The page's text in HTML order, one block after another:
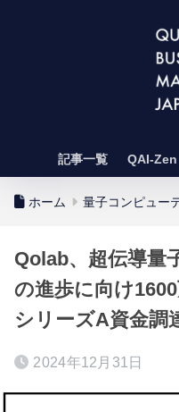
記事一覧 QAI-Zen
ホーム 量子コンピュー
Qolab、超伝導量
の進歩に向け
シリーズA資金調
2024年12月31日